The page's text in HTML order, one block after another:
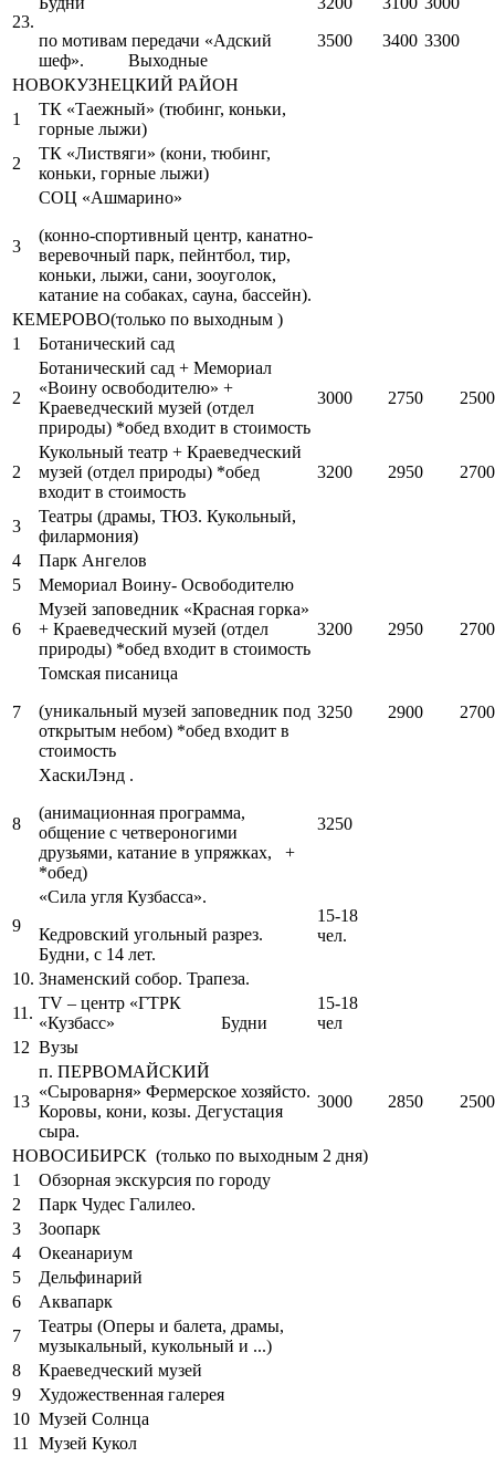
23.
по мотивам передачи «Адский
шеф». Выходные
3500
3400 3300
НОВОКУЗНЕЦКИЙ РАЙОН
1
ТК «Таежный» (тюбинг, коньки,
горные лыжи)
2
ТК «Листвяги» (кони, тюбинг,
коньки, горные лыжи)
3
СОЦ «Ашмарино»
(конно-спортивный центр, канатно-
веревочный парк, пейнтбол, тир,
коньки, лыжи, сани, зооуголок,
катание на собаках, сауна, бассейн).
КЕМЕРОВО(только по выходным )
1
Ботанический сад
2
Ботанический сад + Мемориал
«Воину освободителю» +
Краеведческий музей (отдел
природы) *обед входит в стоимость
3000 2750 2500
2
Кукольный театр + Краеведческий
музей (отдел природы) *обед
входит в стоимость
3200 2950 2700
3
Театры (драмы, ТЮЗ. Кукольный,
филармония)
4
Парк Ангелов
5
Мемориал Воину- Освободителю
6
Музей заповедник «Красная горка»
+ Краеведческий музей (отдел
природы) *обед входит в стоимость
3200 2950 2700
7
Томская писаница
(уникальный музей заповедник под
открытым небом) *обед входит в
стоимость
3250 2900 2700
8
ХаскиЛэнд .
(анимационная программа,
общение с четвероногими
друзьями, катание в упряжках, +
*обед)
3250
9
«Сила угля Кузбасса».
Кедровский угольный разрез.
Будни, с 14 лет.
15-18
чел.
10. Знаменский собор. Трапеза.
11.
ТV – центр «ГТРК
«Кузбасс» Будни
15-18
чел
12 Вузы
13
п. ПЕРВОМАЙСКИЙ
«Сыроварня» Фермерское хозяйсто.
Коровы, кони, козы. Дегустация
сыра.
3000 2850 2500
НОВОСИБИРСК (только по выходным 2 дня)
1
Обзорная экскурсия по городу
2
Парк Чудес Галилео.
3
Зоопарк
4
Океанариум
5
Дельфинарий
6
Аквапарк
7
Театры (Оперы и балета, драмы,
музыкальный, кукольный и ...)
8
Краеведческий музей
9
Художественная галерея
10 Музей Солнца
11 Музей Кукол